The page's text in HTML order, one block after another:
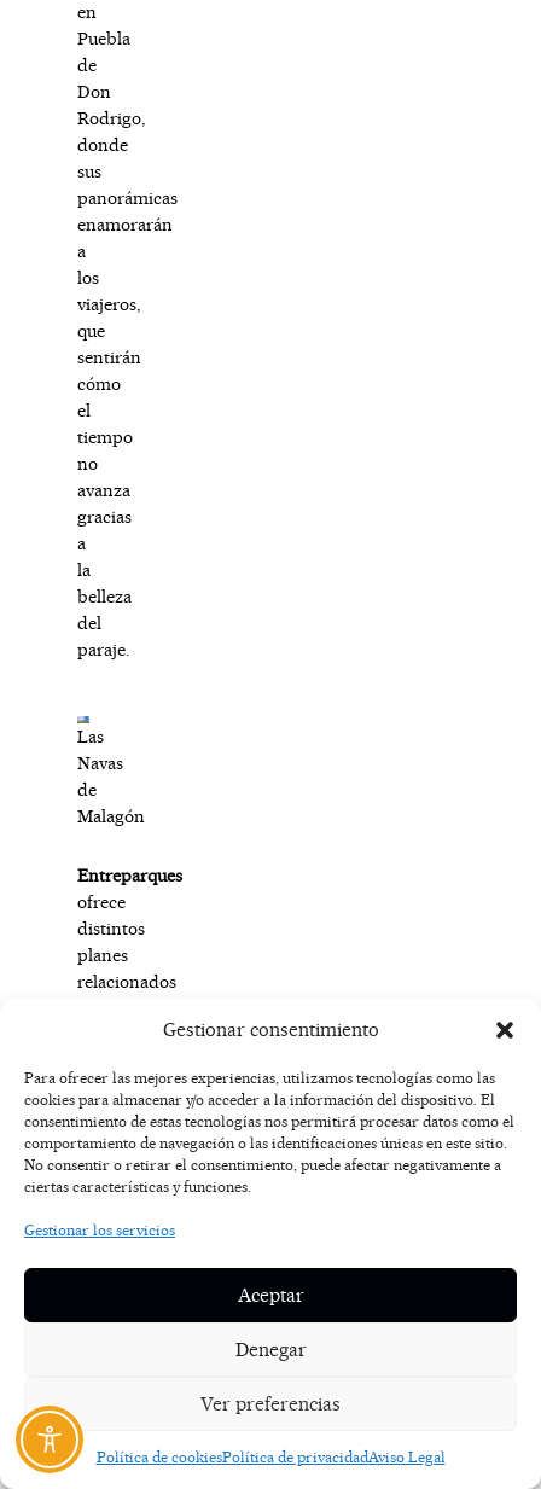
Gestionar consentimiento
Para ofrecer las mejores experiencias, utilizamos tecnologías como las
cookies para almacenar y/o acceder a la información del dispositivo. El
consentimiento de estas tecnologías nos permitirá procesar datos como el
comportamiento de navegación o las identificaciones únicas en este sitio.
No consentir o retirar el consentimiento, puede afectar negativamente a
ciertas características y funciones.
Gestionar los servicios
Aceptar
Denegar
Ver preferencias
Política de cookiesPolítica de privacidadAviso Legal
en
Puebla
de
Don
Rodrigo,
donde
sus
panorámicas
enamorarán
a
los
viajeros,
que
sentirán
cómo
el
tiempo
no
avanza
gracias
a
la
belleza
del
paraje.
Las
Navas
de
Malagón
Entreparques
ofrece
distintos
planes
relacionados
muestras
de
patrimonio
y
variadas
manifestaciones
entre
destacar
Parque
Arqueológico